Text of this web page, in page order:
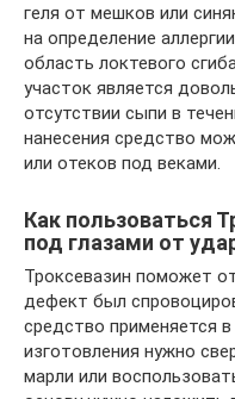
геля от мешков или
на определение
область локтевого
участок является
отсутствии сыпи в
нанесения средство
или отеков под веками.
Как пользоваться
под глазами от
Троксевазин поможет
дефект был
средство применяется
изготовления нужно
марли или